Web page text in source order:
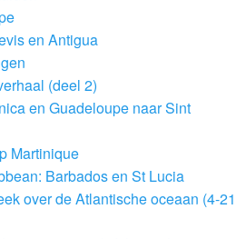
en Antigua
(deel 2)
en Guadeloupe naar Sint
Martinique
Barbados en St Lucia
over de Atlantische oceaan (4-21